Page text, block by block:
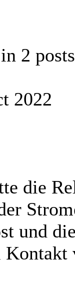
in 2 posts
2022
die
und